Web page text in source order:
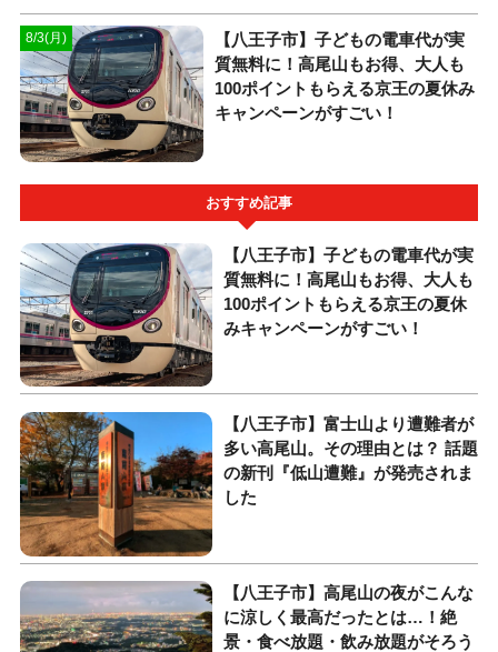
8/3(月)
【八王子市】子どもの電車代が実
質無料に！高尾山もお得、大人も
100ポイントもらえる京王の夏休み
キャンペーンがすごい！
おすすめ記事
【八王子市】子どもの電車代が実
質無料に！高尾山もお得、大人も
100ポイントもらえる京王の夏休
みキャンペーンがすごい！
【八王子市】富士山より遭難者が
多い高尾山。その理由とは？ 話題
の新刊『低山遭難』が発売されま
した
【八王子市】高尾山の夜がこんな
に涼しく最高だったとは…！絶
景・食べ放題・飲み放題がそろう